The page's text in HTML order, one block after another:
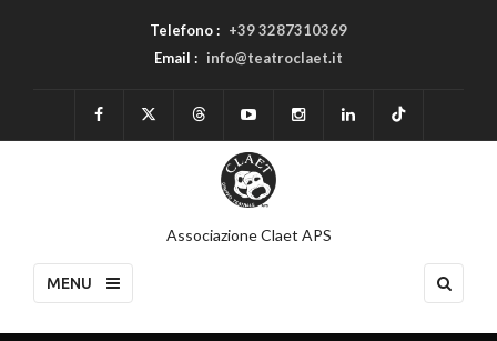
Telefono : +39 3287310369
Email : info@teatroclaet.it
Associazione Claet APS
MENU